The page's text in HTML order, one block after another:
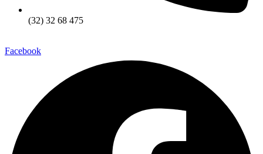
(32) 32 68 475
Facebook